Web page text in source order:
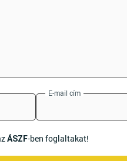
E-mail cím
ÁSZF-ben foglaltakat!